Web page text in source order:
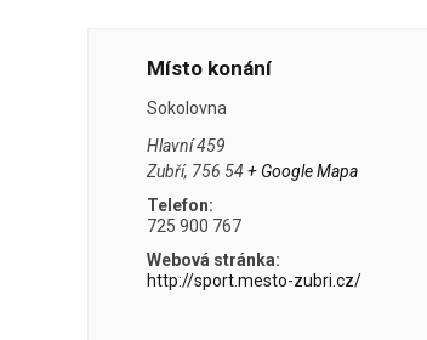
Místo konání
Sokolovna
Hlavní 459
Zubří, 756 54 + Google Mapa
Telefon:
725 900 767
Webová stránka:
http://sport.mesto-zubri.cz/